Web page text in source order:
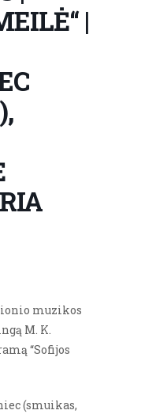
|
muzikos
M. K.
“Sofijos
(smuikas,